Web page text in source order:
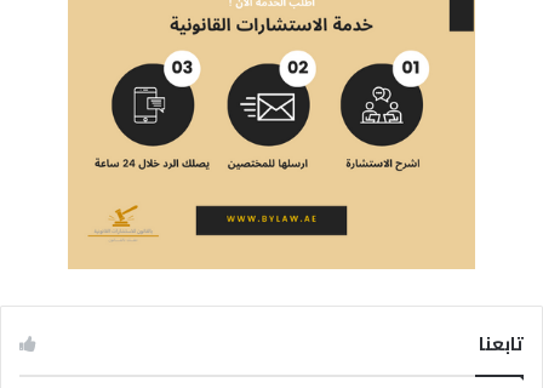
تابعنا